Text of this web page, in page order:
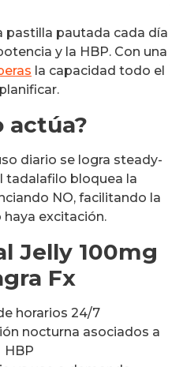
pastilla pautada cada día
y la HBP. Con una
la capacidad todo el
actúa?
diario se logra steady-
tadalafilo bloquea la
NO, facilitando la
excitación.
Jelly 100mg
Fx
horarios 24/7
nocturna asociados a
HBP